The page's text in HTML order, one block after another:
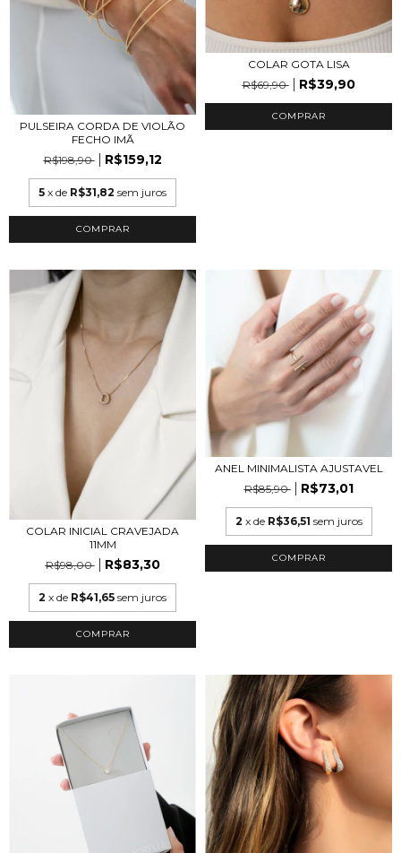
PULSEIRA CORDA DE VIOLÃO
FECHO IMÃ
R$198,90
R$159,12
5 x de R$31,82 sem juros
COMPRAR
COLAR GOTA LISA
R$69,90
R$39,90
COMPRAR
COLAR INICIAL CRAVEJADA
11MM
R$98,00
R$83,30
2 x de R$41,65 sem juros
COMPRAR
ANEL MINIMALISTA AJUSTAVEL
R$85,90
R$73,01
2 x de R$36,51 sem juros
COMPRAR